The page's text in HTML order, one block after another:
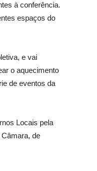
à conferência.
espaços do
e vai
o aquecimento
de eventos da
Locais pela
de